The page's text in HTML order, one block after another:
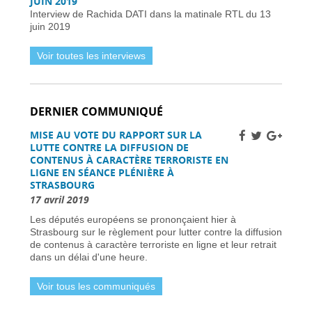
01 avril 2026
Horaires et détails de la fréquentation -01 avril
2026
Installer des pièges à frelons asiatiques en
France pour prévenir l’invasion de 2026 -
avril 2026
Améliorer la sécurité routière des jeunes
Grève des pilotes Lufthansa : perturbations de
Une nouvelle ère d’ici 2030 -31 mars 2026
Élections municipales à Nice 2026 : enjeux et
candidats - 31 mars 2026
Dernière chance pour les skieurs cette saison -
31 mars 2026
Vol Ryanair : des passagers bloqués en France
à cause des retards de l’EES -31 mars 2026
Air France-KLM augmente les tarifs long-
courrier face à la crise pétrolière du Moyen-
Orient -30 mars 2026
Nationaux britanniques à double nationalité:
défis de renouvellement de passeport dans le
Interview de Rachida DATI dans la matinale RTL du 13
juin 2019
Voir toutes les interviews
DERNIER COMMUNIQUÉ
MISE AU VOTE DU RAPPORT SUR LA
LUTTE CONTRE LA DIFFUSION DE
CONTENUS À CARACTÈRE TERRORISTE EN
LIGNE EN SÉANCE PLÉNIÈRE À
STRASBOURG
17 avril 2019
Les députés européens se prononçaient hier à
Strasbourg sur le règlement pour lutter contre la diffusion
de contenus à caractère terroriste en ligne et leur retrait
dans un délai d'une heure.
Voir tous les communiqués